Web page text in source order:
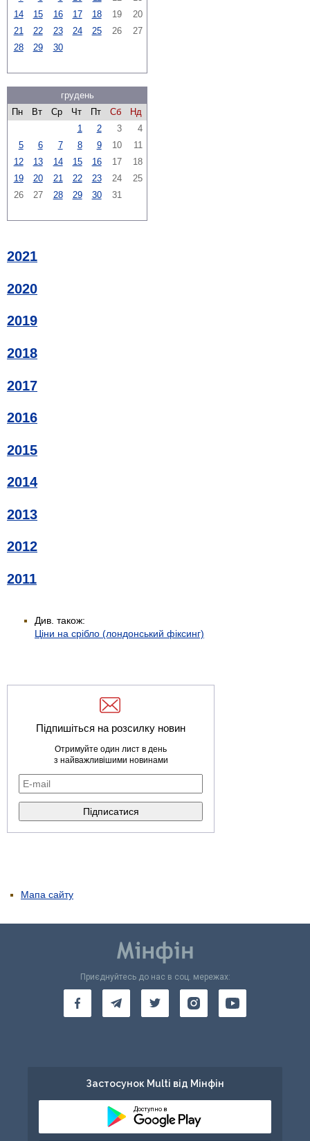
14
15 16 17 18 19
20
21
22 23 24 25 26
27
28
29 30
грудень
Пн
Вт Ср Чт Пт Сб
Нд
1
2 3
4
5
6 7 8 9 10
11
12
13 14 15 16 17
18
19
20 21 22 23 24
25
26
27 28 29 30 31
2021
2020
2019
2018
2017
2016
2015
2014
2013
2012
2011
Див. також:
Ціни на срібло (лондонський фіксинг)
Підпишіться на розсилку новин
Отримуйте один лист в день
з найважливішими новинами
Мапа сайту
Приєднуйтесь до нас в соц. мережах:
Застосунок Multi від Мінфін
Доступно в